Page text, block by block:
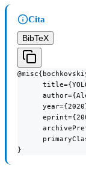
Cita
BibTeX
}